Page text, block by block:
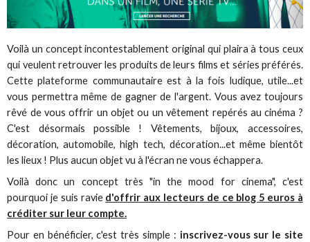
Voilà un concept incontestablement original qui plaira à tous ceux
qui veulent retrouver les produits de leurs films et séries préférés.
Cette plateforme communautaire est à la fois ludique, utile...et
vous permettra même de gagner de l'argent. Vous avez toujours
rêvé de vous offrir un objet ou un vêtement repérés au cinéma ?
C'est désormais possible ! Vêtements, bijoux, accessoires,
décoration, automobile, high tech, décoration...et même bientôt
les lieux ! Plus aucun objet vu à l'écran ne vous échappera.
Voilà donc un concept très "in the mood for cinema", c'est
pourquoi je suis ravie d'offrir aux lecteurs de ce blog 5 euros à
créditer sur leur compte.
Pour en bénéficier, c'est très simple : inscrivez-vous sur le site